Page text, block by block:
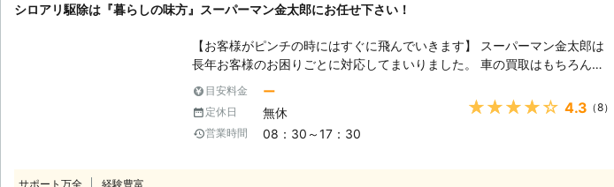
シロアリ駆除は『暮らしの味方』スーパーマン金太郎にお任せ下さい！
【お客様がピンチの時にはすぐに飛んでいきます】 スーパーマン金太郎は
長年お客様のお困りごとに対応してまいりました。 車の買取はもちろん、
リフォームや外構工事まで様々なことを行い、そのノウハウを活かしたハイ
クオリティーなシロアリ駆除を行っております。住宅の様々な問題に対応し
続けてきた技術力と経験が自慢です。もちろんシロアリ駆除と一緒に、被害
に遭われた場所の補修をすることも可能です。 【シロアリの危険性】 シロ
目安料金 ー
定休日 無休
営業時間 08：30～17：30
★★★★★ 4.3 （8）
サポート万全 経験豊富